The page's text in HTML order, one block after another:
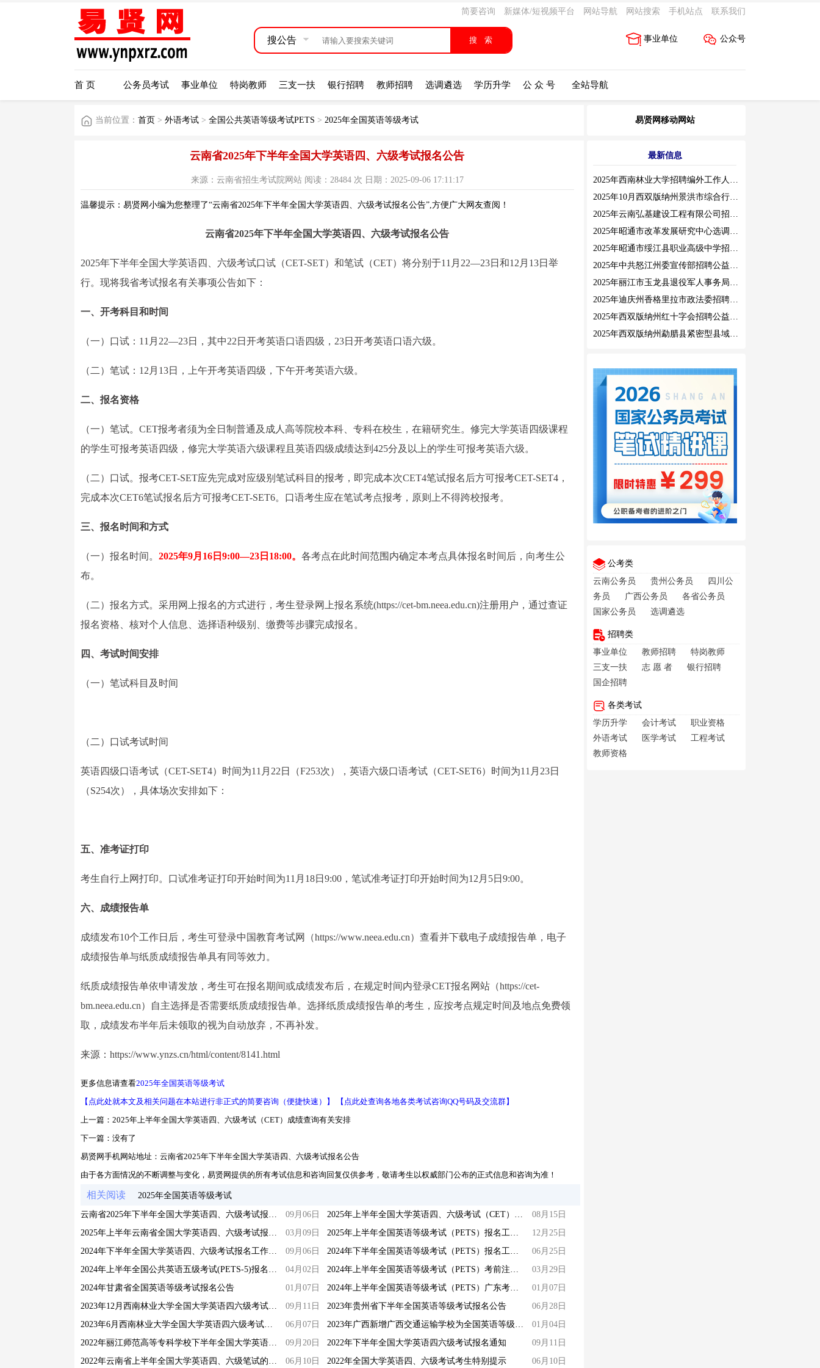
简要咨询 新媒体/短视频平台 网站导航 网站搜索 手机站点 联系我们
搜公告 公众号
事业单位
首 页 公务员考试 事业单位 特岗教师 三支一扶 银行招聘 教师招聘 选调遴选 学历升学 公 众 号 全站导航
当前位置： 首页 > 外语考试 > 全国公共英语等级考试PETS > 2025年全国英语等级考试
云南省2025年下半年全国大学英语四、六级考试报名公告
来源：云南省招生考试院网站 阅读：28484 次 日期：2025-09-06 17:11:17
温馨提示：易贤网小编为您整理了“云南省2025年下半年全国大学英语四、六级考试报名公告”,方便广大网友查阅！
云南省2025年下半年全国大学英语四、六级考试报名公告
2025年下半年全国大学英语四、六级考试口试（CET-SET）和笔试（CET）将分别于11月22—23日和12月13日举
行。现将我省考试报名有关事项公告如下：
一、开考科目和时间
（一）口试：11月22—23日，其中22日开考英语口语四级，23日开考英语口语六级。
（二）笔试：12月13日，上午开考英语四级，下午开考英语六级。
二、报名资格
（一）笔试。CET报考者须为全日制普通及成人高等院校本科、专科在校生，在籍研究生。修完大学英语四级课程
的学生可报考英语四级，修完大学英语六级课程且英语四级成绩达到425分及以上的学生可报考英语六级。
（二）口试。报考CET-SET应先完成对应级别笔试科目的报考，即完成本次CET4笔试报名后方可报考CET-SET4，
完成本次CET6笔试报名后方可报考CET-SET6。口语考生应在笔试考点报考，原则上不得跨校报考。
三、报名时间和方式
（一）报名时间。 2025年9月16日9:00—23日18:00。 各考点在此时间范围内确定本考点具体报名时间后，向考生公
布。
（二）报名方式。采用网上报名的方式进行，考生登录网上报名系统(https://cet-bm.neea.edu.cn)注册用户，通过查证
报名资格、核对个人信息、选择语种级别、缴费等步骤完成报名。
四、考试时间安排
（一）笔试科目及时间
（二）口试考试时间
英语四级口语考试（CET-SET4）时间为11月22日（F253次），英语六级口语考试（CET-SET6）时间为11月23日
（S254次），具体场次安排如下：
五、准考证打印
考生自行上网打印。口试准考证打印开始时间为11月18日9:00，笔试准考证打印开始时间为12月5日9:00。
六、成绩报告单
成绩发布10个工作日后，考生可登录中国教育考试网（https://www.neea.edu.cn）查看并下载电子成绩报告单，电子
成绩报告单与纸质成绩报告单具有同等效力。
纸质成绩报告单依申请发放，考生可在报名期间或成绩发布后，在规定时间内登录CET报名网站（https://cet-
bm.neea.edu.cn）自主选择是否需要纸质成绩报告单。选择纸质成绩报告单的考生，应按考点规定时间及地点免费领
取，成绩发布半年后未领取的视为自动放弃，不再补发。
来源：https://www.ynzs.cn/html/content/8141.html
更多信息请查看2025年全国英语等级考试
【点此处就本文及相关问题在本站进行非正式的简要咨询（便捷快速）】
【点此处查询各地各类考试咨询QQ号码及交流群】
上一篇： 2025年上半年全国大学英语四、六级考试（CET）成绩查询有关安排
下一篇：没有了
易贤网手机网站地址： 云南省2025年下半年全国大学英语四、六级考试报名公告
由于各方面情况的不断调整与变化，易贤网提供的所有考试信息和咨询回复仅供参考，敬请考生以权威部门公布的正式信息和咨询为准！
相关阅读 2025年全国英语等级考试
云南省2025年下半年全国大学英语四、六级考试报名公告 09月06日 2025年上半年全国大学英语四、六级考试（CET）成绩查询有关安排
08月15日
2025年上半年云南省全国大学英语四、六级考试报名公告
03月09日 2025年上半年全国英语等级考试（PETS）报名工作启动
12月25日
2024年下半年全国大学英语四、六级考试报名工作启动
09月06日 2024年下半年全国英语等级考试（PETS）报名工作启动
06月25日
2024年上半年全国公共英语五级考试(PETS-5)报名考试时间通知
04月02日 2024年上半年全国英语等级考试（PETS）考前注意事项
03月29日
2024年甘肃省全国英语等级考试报名公告
01月07日 2024年上半年全国英语等级考试（PETS）广东考区报考简章
01月07日
2023年12月西南林业大学全国大学英语四六级考试报名通知
09月11日 2023年贵州省下半年全国英语等级考试报名公告
06月28日
2023年6月西南林业大学全国大学英语四六级考试通知
06月07日 2023年广西新增广西交通运输学校为全国英语等级考试（PETS）考点
01月04日
2022年丽江师范高等专科学校下半年全国大学英语四六级考试报名公告
09月20日 2022年下半年全国大学英语四六级考试报名通知
09月11日
2022年云南省上半年全国大学英语四、六级笔试的温馨提示
06月10日 2022年全国大学英语四、六级考试考生特别提示 06月10日
易贤网移动网站
最新信息
2025年西南林业大学招聘编外工作人员公告（三）
2025年10月西双版纳州景洪市综合行政执法局招聘人员公告
2025年云南弘基建设工程有限公司招聘公告
2025年昭通市改革发展研究中心选调工作人员职业素质测评通告
2025年昭通市绥江县职业高级中学招聘编外紧缺临聘数学教师公告
2025年中共怒江州委宣传部招聘公益性岗位公告
2025年丽江市玉龙县退役军人事务局公益性岗位招聘公告
2025年迪庆州香格里拉市政法委招聘公益性岗位公告
2025年西双版纳州红十字会招聘公益性岗位人员公告
2025年西双版纳州勐腊县紧密型县域医共体招聘编外人员公告
公考类
云南公务员
贵州公务员
四川公
务员
广西公务员
各省公务员
国家公务员
选调遴选
招聘类
事业单位
教师招聘
特岗教师
三支一扶
志 愿 者
银行招聘
国企招聘
各类考试
学历升学
会计考试
职业资格
外语考试
医学考试
工程考试
教师资格